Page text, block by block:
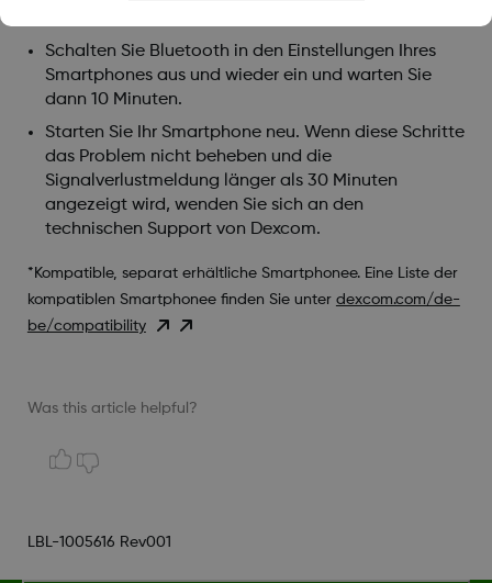
Schalten Sie Bluetooth in den Einstellungen Ihres
Smartphones aus und wieder ein und warten Sie
dann 10 Minuten.
Starten Sie Ihr Smartphone neu. Wenn diese Schritte
das Problem nicht beheben und die
Signalverlustmeldung länger als 30 Minuten
angezeigt wird, wenden Sie sich an den
technischen Support von Dexcom.
*Kompatible, separat erhältliche Smartphonee. Eine Liste der
kompatiblen Smartphonee finden Sie unter dexcom.com/de-
be/compatibility
Was this article helpful?
LBL-1005616 Rev001